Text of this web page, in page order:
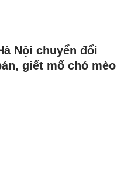
Nội chuyển đổi
giết mổ chó mèo